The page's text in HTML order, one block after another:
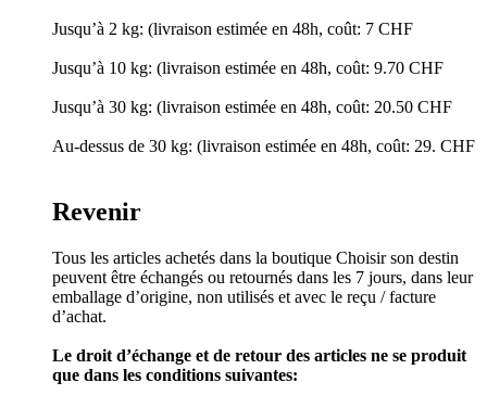
Jusqu’à 2 kg: (livraison estimée en 48h, coût: 7 CHF
Jusqu’à 10 kg: (livraison estimée en 48h, coût: 9.70 CHF
Jusqu’à 30 kg: (livraison estimée en 48h, coût: 20.50 CHF
Au-dessus de 30 kg: (livraison estimée en 48h, coût: 29. CHF
Revenir
Tous les articles achetés dans la boutique Choisir son destin
peuvent être échangés ou retournés dans les 7 jours, dans leur
emballage d’origine, non utilisés et avec le reçu / facture
d’achat.
Le droit d’échange et de retour des articles ne se produit
que dans les conditions suivantes: